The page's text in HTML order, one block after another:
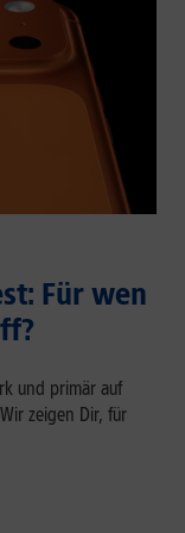
Für wen
und primär auf
zeigen Dir, für